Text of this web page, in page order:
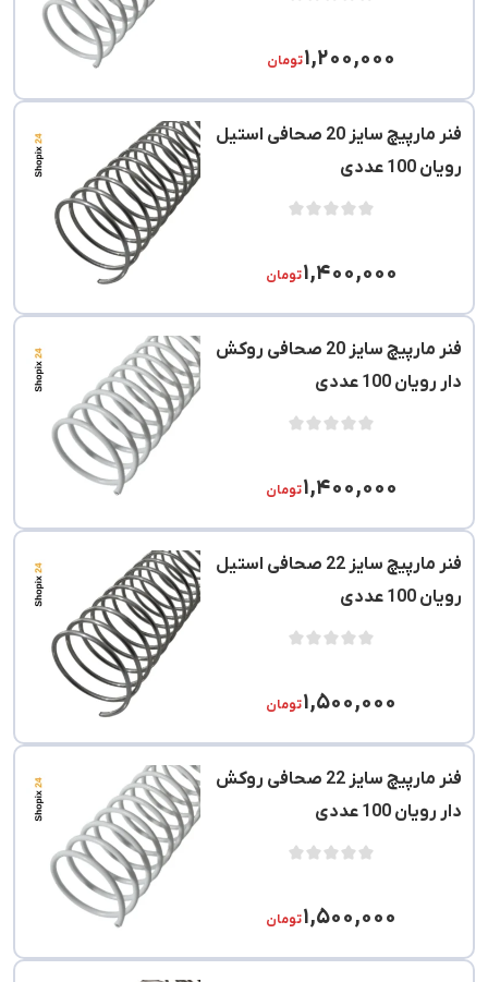
۱,۲۰۰,۰۰۰تومان
فنر مارپیچ سایز 20 صحافی استیل
رویان 100 عددی
۱,۴۰۰,۰۰۰تومان
فنر مارپیچ سایز 20 صحافی روکش
دار رویان 100 عددی
۱,۴۰۰,۰۰۰تومان
فنر مارپیچ سایز 22 صحافی استیل
رویان 100 عددی
۱,۵۰۰,۰۰۰تومان
فنر مارپیچ سایز 22 صحافی روکش
دار رویان 100 عددی
۱,۵۰۰,۰۰۰تومان